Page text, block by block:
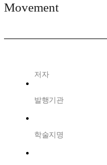
Movement
저자
발행기관
학술지명